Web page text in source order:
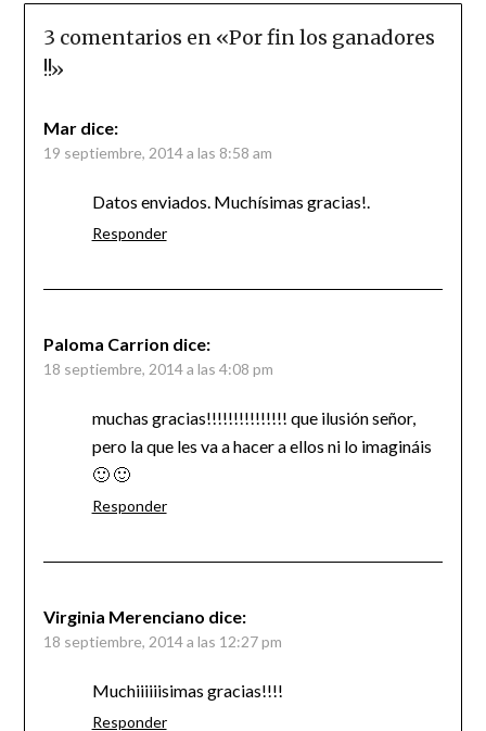
3 comentarios en «Por fin los ganadores
!!»
Mar dice:
19 septiembre, 2014 a las 8:58 am
Datos enviados. Muchísimas gracias!.
Responder
Paloma Carrion dice:
18 septiembre, 2014 a las 4:08 pm
muchas gracias!!!!!!!!!!!!!!! que ilusión señor,
pero la que les va a hacer a ellos ni lo imagináis
🙂 🙂
Responder
Virginia Merenciano dice:
18 septiembre, 2014 a las 12:27 pm
Muchiiiiiisimas gracias!!!!
Responder